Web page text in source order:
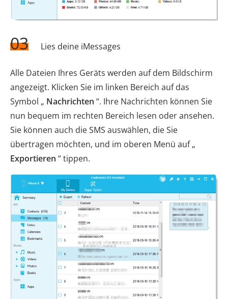
03 Lies deine iMessages
Alle Dateien Ihres Geräts werden auf dem Bildschirm
angezeigt. Klicken Sie im linken Bereich auf das
Symbol „ Nachrichten “. Ihre Nachrichten können Sie
nun bequem im rechten Bereich lesen oder ansehen.
Sie können auch die SMS auswählen, die Sie
übertragen möchten, und im oberen Menü auf „
Exportieren “ tippen.